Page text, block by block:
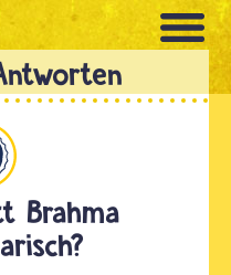
Brahma